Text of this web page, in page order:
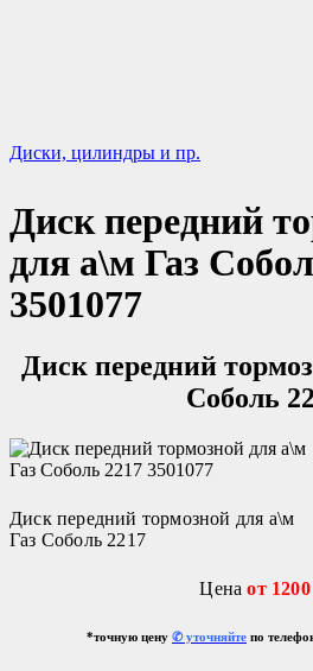
Диски, цилиндры и пр.
Диск передний
для а\м Газ
3501077
Диск передний
Соболь
Диск передний тормозной для а\м
Газ Соболь 2217
Ценаот
*точную цену ✆ уточняйте по